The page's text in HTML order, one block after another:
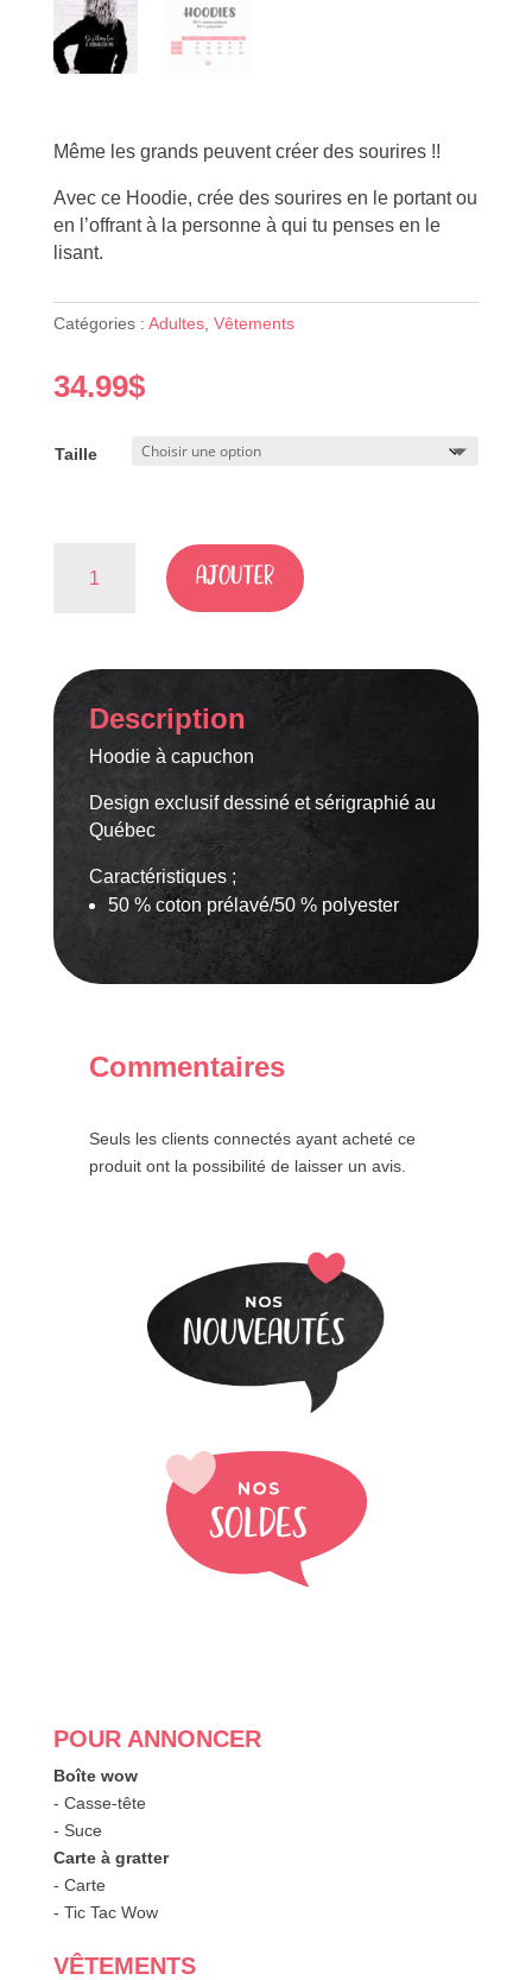
Même les grands peuvent créer des sourires !!
Avec ce Hoodie, crée des sourires en le portant ou
en l’offrant à la personne à qui tu penses en le
lisant.
Catégories : Adultes, Vêtements
34.99$
Taille
JE
VOUDRAIS
ÊTRE
AJOUTER
Description
Hoodie à capuchon
Design exclusif dessiné et sérigraphié au
Québec
Caractéristiques ;
50 % coton prélavé/50 % polyester
Commentaires
Seuls les clients connectés ayant acheté ce
produit ont la possibilité de laisser un avis.
POUR ANNONCER
Boîte wow
- Casse-tête
- Suce
Carte à gratter
- Carte
- Tic Tac Wow
VÊTEMENTS